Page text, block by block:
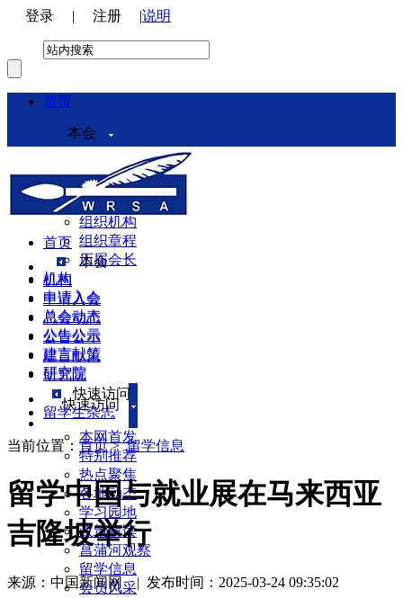
登录 | 注册 |说明
首页
本会
本会介绍
领导机构
理事会
组织机构
组织章程
历届会长
机构
申请入会
总会动态
公告公示
建言献策
研究院
快速访问
本网首发
特别推荐
热点聚焦
各地动态
学习园地
政策解读
菖蒲河观察
留学信息
会员风采
首页
本会
机构
申请入会
总会动态
公告公示
建言献策
研究院
快速访问
留学生杂志
当前位置： 首页>留学信息
留学中国与就业展在马来西亚
吉隆坡举行
来源：中国新闻网 | 发布时间：2025-03-24 09:35:02